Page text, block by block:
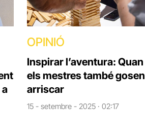
OPINIÓ
Inspirar l’aventura: Quan
els mestres també gosen
arriscar
15 - setembre - 2025 · 02:17